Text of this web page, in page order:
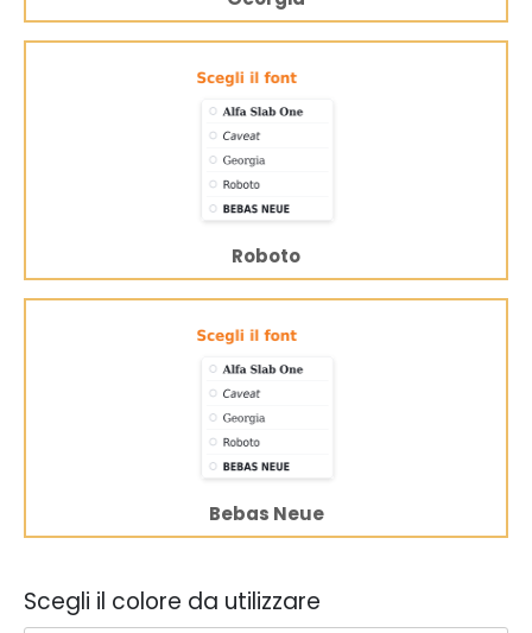
Roboto
Bebas Neue
Scegli il colore da utilizzare